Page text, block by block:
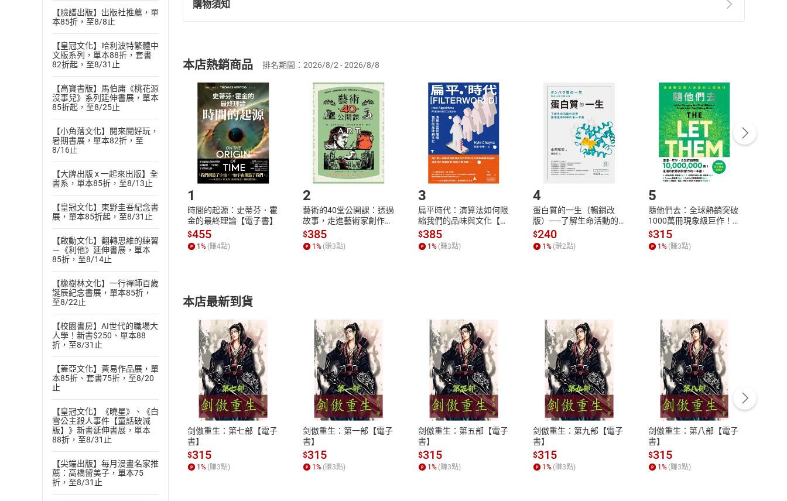
【臉譜出版】出版社推薦，單
本85折，至8/8止
【皇冠文化】哈利波特繁體中
文版系列，單本88折，套書
82折起，至8/31止
【高寶書版】馬伯庸《桃花源
沒事兒》系列延伸書展，單本
85折起，至8/25止
【小角落文化】閱來閱好玩，
暑期書展，單本82折，至
8/16止
【大牌出版 x 一起來出版】全
書系，單本85折，至8/13止
【皇冠文化】東野圭吾紀念書
展，單本85折起，至8/31止
【啟動文化】翻轉思維的練習
－《利他》延伸書展，單本
85折，至8/14止
【橡樹林文化】一行禪師百歲
誕辰紀念書展，單本85折，
至8/22止
【校園書房】AI世代的職場大
人學！新書$250、單本88
折，至8/31止
【蓋亞文化】黃易作品展，單
本85折、套書75折，至8/20
止
【皇冠文化】《曉星》、《白
雪公主殺人事件【童話破滅
版】》新書延伸書展，單本
88折，至8/31止
【尖端出版】每月漫畫名家推
薦：高橋留美子，單本75
折，至8/31止
退換貨規定：
(一)依消費者保護法第19條第1項後段暨通訊交易解除權合理例外情事適用準則第2條第5款之規定，「非以有形媒介提供之數位
(二)消費者訂購本店鋪之商品即代表知悉本店鋪所銷售之商品為電子書，屬非以有形媒介提供之數位內容，消費者同意若訂購後
且已下載/存取電子書，不得請求退貨退款。
退貨方式：您欲取消訂單或辦理退貨時，請登入樂天市場，並於「我的訂單」中點選「瀏覽訂單明細」
「申請取消訂單/退
貨」，本店鋪將依您的申請進行審核，待審核通過後將為您辦理退款事宜。
請注意，樂天市場須以整筆訂單為單位進行取消/退貨，恕無法以單支商品取消/退貨。
購物須知
挑選商品
Choose
放入購物車
Shopping cart
登入帳號
Login
付款方式
Payment
完成訂單
Complete
購書後，如何開始使用？
Step1.選擇閱讀載具 Step2.登入帳號，下載書籍後看書
付款方式
ATM轉帳、信用卡、LINE PAY、AFTEE
退換貨規範
本店是否提供消費者保護法七日猶豫期
之權利，遽消費者保護法及通訊交易解
除權合理例外情事適用準則，依商品性
質各有不同規定。詳細退換貨說明請參
照各商品說明。
客服資訊
服務時間：週一到週五 10:00-12:00、
13:00-17:00 (國定假日及例假日休息)
客服電話：0080-1857077
本店熱銷商品 排名期間：2026/8/2 - 2026/8/8
1
時間的起源：史蒂芬．霍
金的最終理論【電子書】
$455
1 % (賺4點)
2
藝術的40堂公開課：透過
故事，走進藝術家創作現
場，看藝術如何誕生、如
何形塑人類生活【電子
書】
$385
1 % (賺3點)
3
扁平時代：演算法如何限
縮我們的品味與文化【電
子書】
$385
1 % (賺3點)
4
蛋白質的一生（暢銷改
版）──了解生命活動的
秘密，讀懂生命科學的第
一本書【電子書】
$240
1% (賺2點)
5
隨他們去：全球熱銷突破
1000萬冊現象級巨作！
改變千萬人命運的心理技
巧【附放下執念明信片
圖】【電子書】
$315
1% (賺3點)
本店最新到貨
剑傲重生：第七部【電子
書】
$315
1 % (賺3點)
剑傲重生：第一部【電子
書】
$315
1 % (賺3點)
剑傲重生：第五部【電子
書】
$315
1 % (賺3點)
剑傲重生：第九部【電子
書】
$315
1% (賺3點)
剑傲重生：第八部【電子
書】
$315
1% (賺3點)